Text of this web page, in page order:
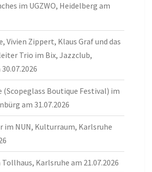
im UGZWO, Heidelberg am
Vivien Zippert, Klaus Graf und das
Trio im Bix, Jazzclub,
(Scopeglass Boutique Festival) im
am 31.07.2026
im NUN, Kulturraum, Karlsruhe
Karlsruhe am 21.07.2026